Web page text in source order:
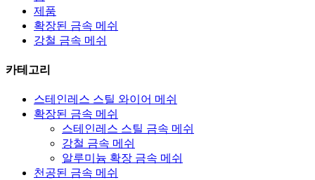
제품
확장된 금속 메쉬
강철 금속 메쉬
카테고리
스테인레스 스틸 와이어 메쉬
확장된 금속 메쉬
스테인레스 스틸 금속 메쉬
강철 금속 메쉬
알루미늄 확장 금속 메쉬
천공된 금속 메쉬